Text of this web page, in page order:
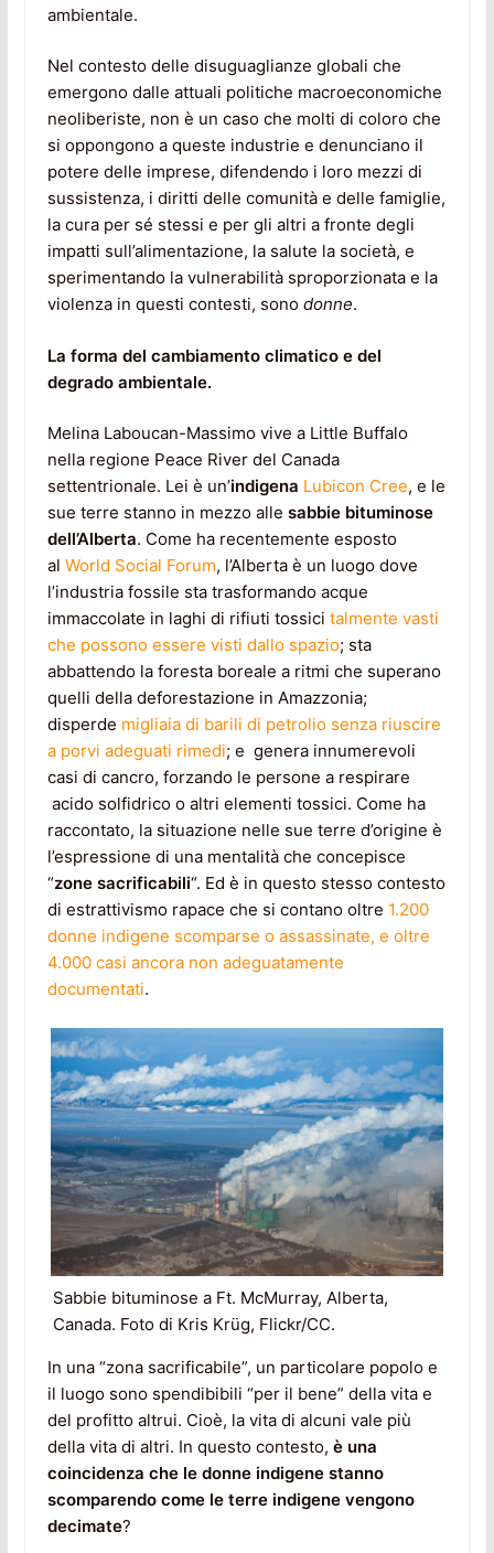
ambientale.
Nel contesto delle disuguaglianze globali che
emergono dalle attuali politiche macroeconomiche
neoliberiste, non è un caso che molti di coloro che
si oppongono a queste industrie e denunciano il
potere delle imprese, difendendo i loro mezzi di
sussistenza, i diritti delle comunità e delle famiglie,
la cura per sé stessi e per gli altri a fronte degli
impatti sull’alimentazione, la salute la società, e
sperimentando la vulnerabilità sproporzionata e la
violenza in questi contesti, sono donne.
La forma del cambiamento climatico e del
degrado ambientale.
Melina Laboucan-Massimo vive a Little Buffalo
nella regione Peace River del Canada
settentrionale. Lei è un’indigena Lubicon Cree, e le
sue terre stanno in mezzo alle sabbie bituminose
dell’Alberta. Come ha recentemente esposto
al World Social Forum, l’Alberta è un luogo dove
l’industria fossile sta trasformando acque
immaccolate in laghi di rifiuti tossici talmente vasti
che possono essere visti dallo spazio; sta
abbattendo la foresta boreale a ritmi che superano
quelli della deforestazione in Amazzonia;
disperde migliaia di barili di petrolio senza riuscire
a porvi adeguati rimedi; e genera innumerevoli
casi di cancro, forzando le persone a respirare
acido solfidrico o altri elementi tossici. Come ha
raccontato, la situazione nelle sue terre d’origine è
l’espressione di una mentalità che concepisce
“zone sacrificabili“. Ed è in questo stesso contesto
di estrattivismo rapace che si contano oltre 1.200
donne indigene scomparse o assassinate, e oltre
4.000 casi ancora non adeguatamente
documentati.
Sabbie bituminose a Ft. McMurray, Alberta,
Canada. Foto di Kris Krüg, Flickr/CC.
In una “zona sacrificabile”, un particolare popolo e
il luogo sono spendibibili “per il bene” della vita e
del profitto altrui. Cioè, la vita di alcuni vale più
della vita di altri. In questo contesto, è una
coincidenza che le donne indigene stanno
scomparendo come le terre indigene vengono
decimate?